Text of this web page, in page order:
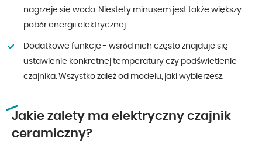
nagrzeje się woda. Niestety minusem jest także większy
pobór energii elektrycznej.
Dodatkowe funkcje - wśród nich często znajduje się
ustawienie konkretnej temperatury czy podświetlenie
czajnika. Wszystko zależ od modelu, jaki wybierzesz.
Jakie zalety ma elektryczny czajnik
ceramiczny?